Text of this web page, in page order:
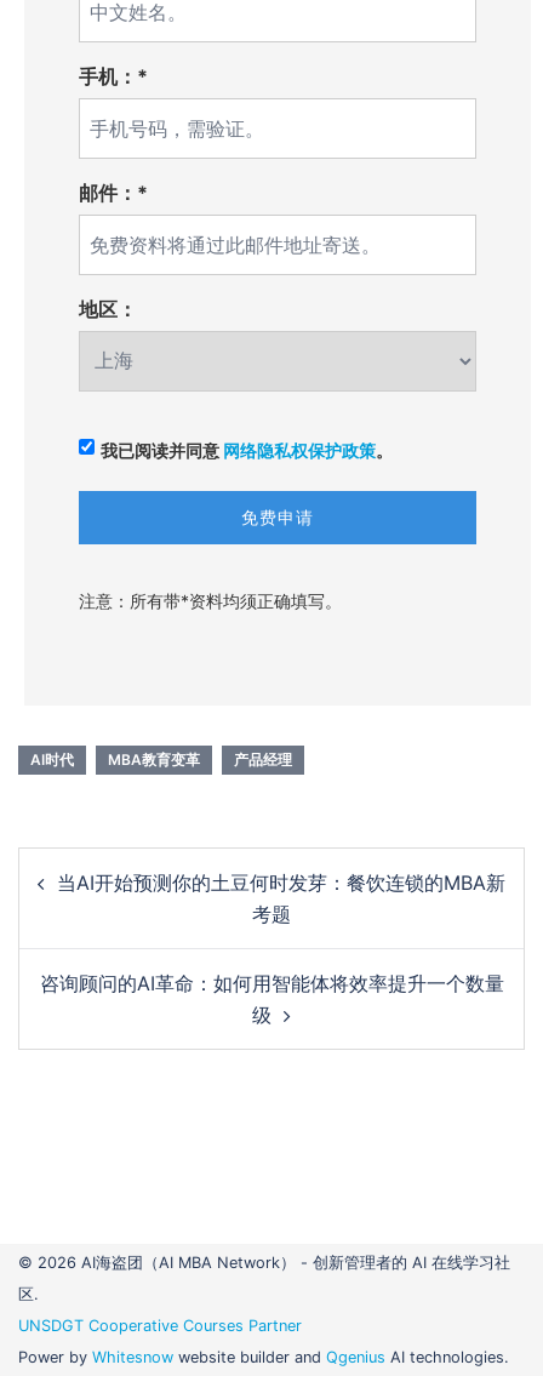
手机：*
邮件：*
地区：
我已阅读并同意 网络隐私权保护政策。
注意：所有带*资料均须正确填写。
AI时代 MBA教育变革 产品经理
navigation
当AI开始预测你的土豆何时发芽：餐饮连锁的MBA新
考题
咨询顾问的AI革命：如何用智能体将效率提升一个数量
级
© 2026 AI海盗团（AI MBA Network） - 创新管理者的 AI 在线学习社
区.
UNSDGT Cooperative Courses Partner
Power by Whitesnow website builder and Qgenius AI technologies.